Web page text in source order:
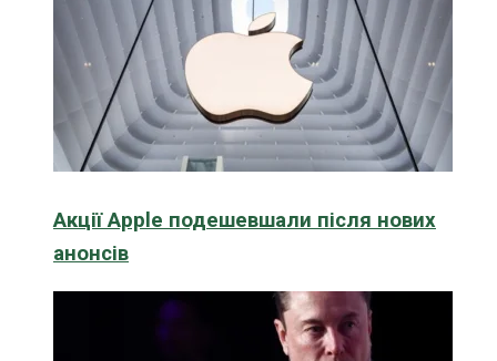
Акції Apple подешевшали після нових
анонсів